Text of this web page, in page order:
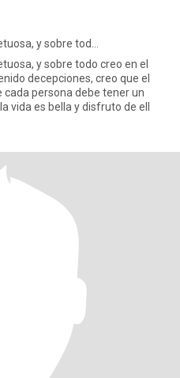
y sobre tod...
y sobre todo creo en el
decepciones, creo que el
persona debe tener un
vida es bella y disfruto de ell